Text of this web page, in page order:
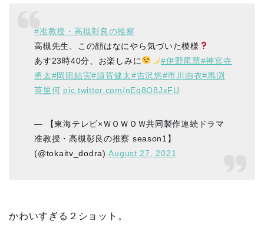
#准教授・高槻彰良の推察
高槻先生、この顔はなにやら気づいた模様
あす23時40分、お楽しみに
#伊野尾慧#神宮寺
勇太#岡田結実#須賀健太#吉沢悠#市川由衣#馬渕
英里何 pic.twitter.com/nEq8O8JxFU
— 【東海テレビ×ＷＯＷＯＷ共同製作連続ドラマ
准教授・高槻彰良の推察 season1】
(@tokaitv_dodra)August 27, 2021
かわいすぎる２ショット。